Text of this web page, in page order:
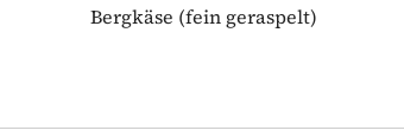
Bergkäse (fein geraspelt)